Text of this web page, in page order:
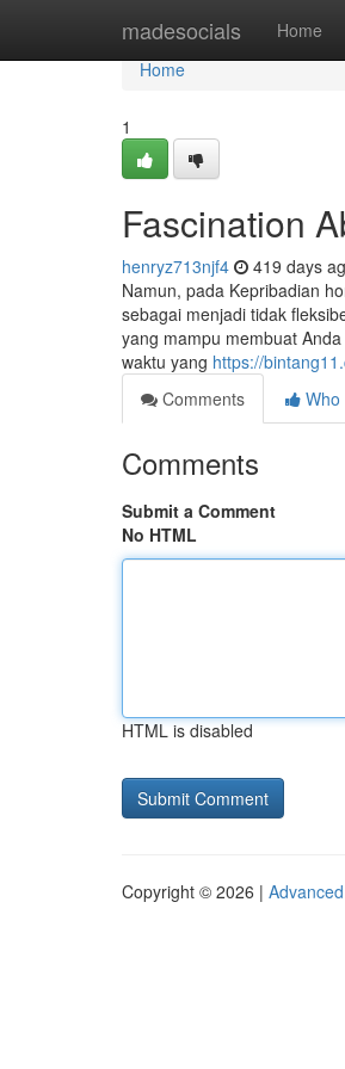
madesocials Home
Home
Home
1
Fascination
henryz713njf4 419 days
Namun, pada Kepribadian
sebagai menjadi tidak
yang mampu membuat
waktu yang https://
Comments
Who
Comments
Submit a Comment
No HTML
HTML is disabled
Copyright © 2026 |